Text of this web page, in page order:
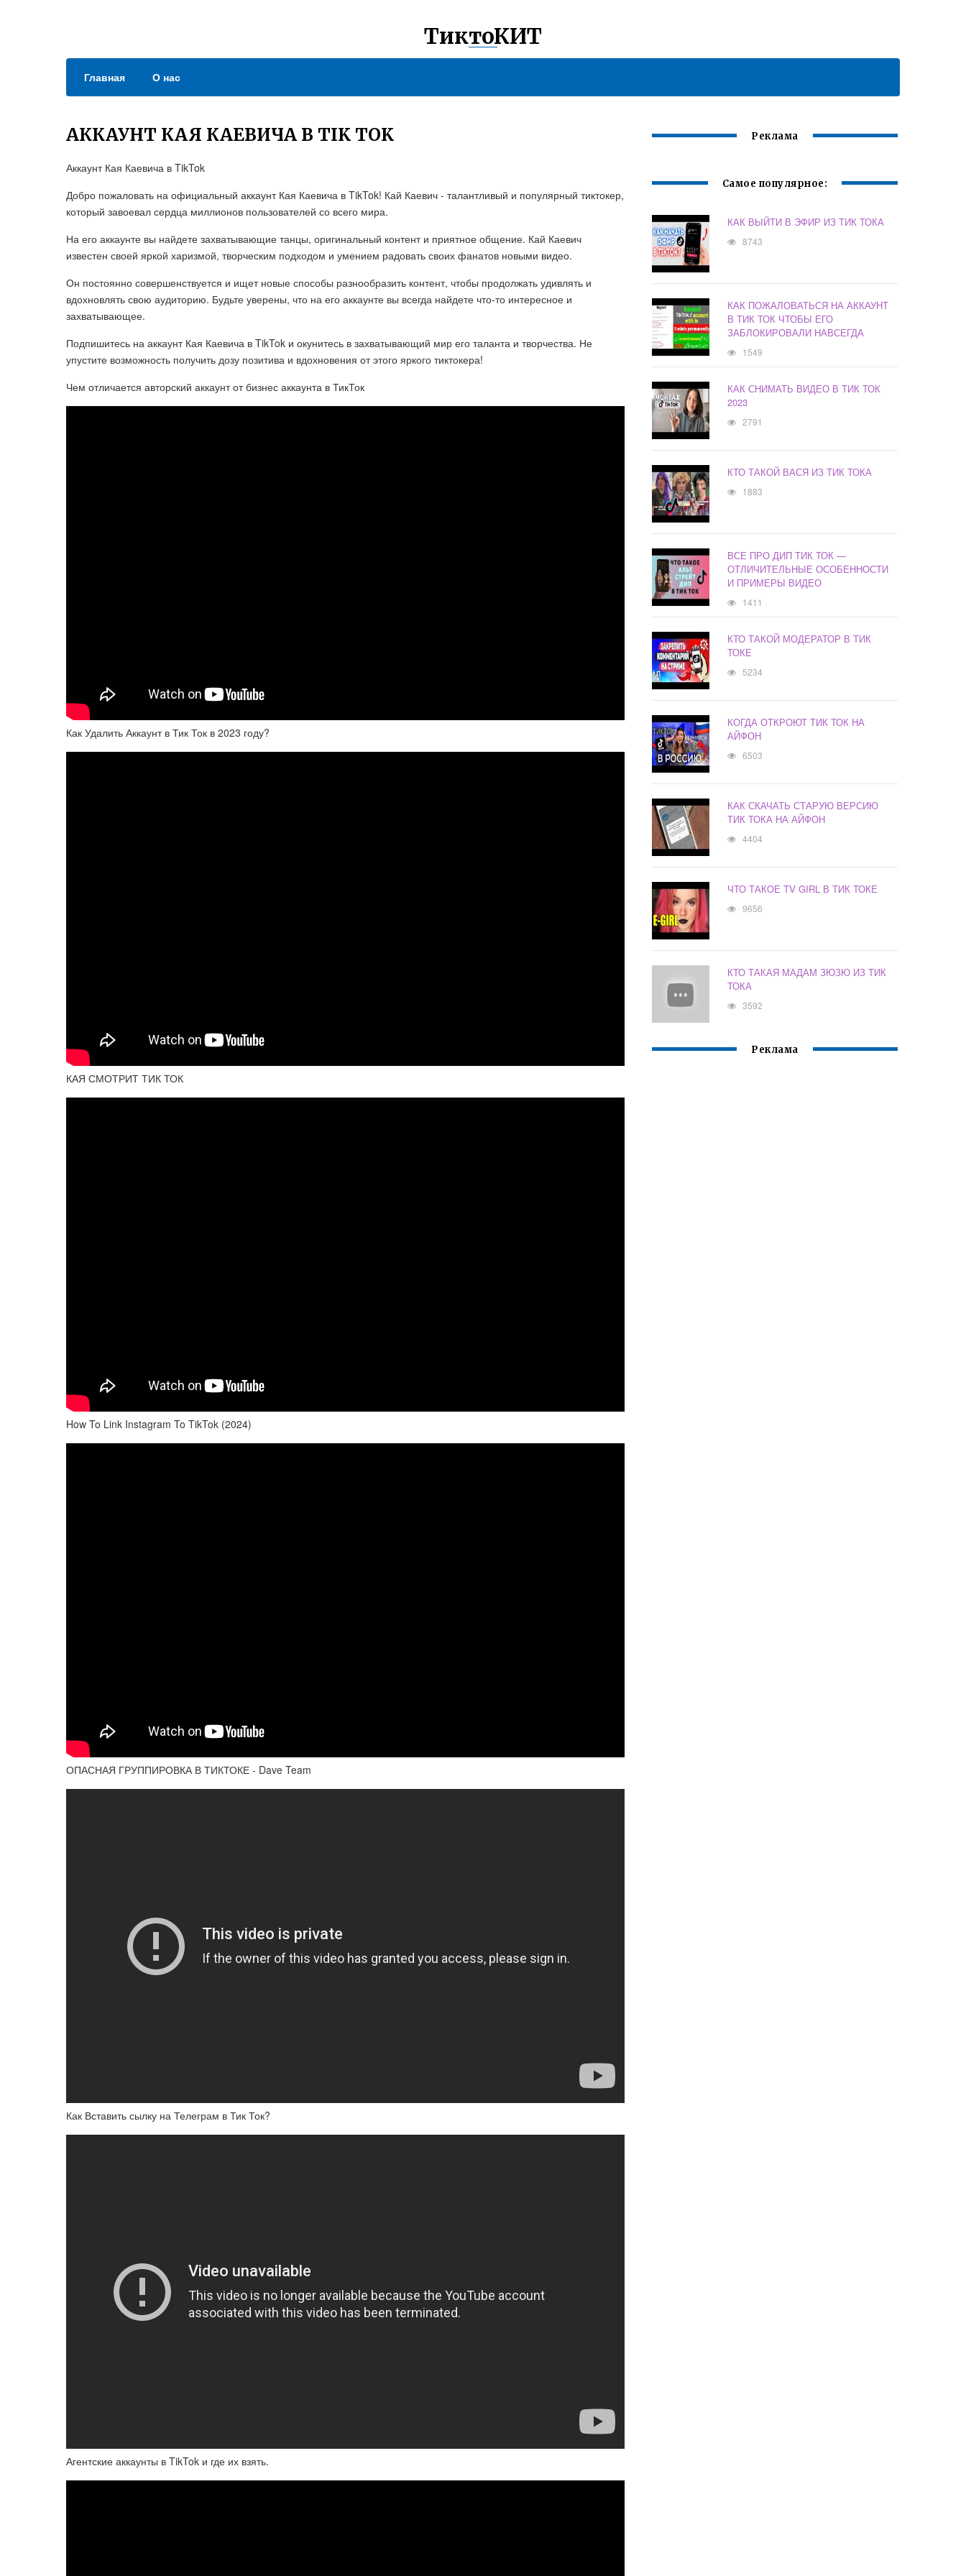
ТиктоКИТ
Главная О нас
АККАУНТ КАЯ КАЕВИЧА В TIK TOK
Аккаунт Кая Каевича в TikTok
Добро пожаловать на официальный аккаунт Кая Каевича в TikTok! Кай Каевич - талантливый и популярный тиктокер,
который завоевал сердца миллионов пользователей со всего мира.
На его аккаунте вы найдете захватывающие танцы, оригинальный контент и приятное общение. Кай Каевич
известен своей яркой харизмой, творческим подходом и умением радовать своих фанатов новыми видео.
Он постоянно совершенствуется и ищет новые способы разнообразить контент, чтобы продолжать удивлять и
вдохновлять свою аудиторию. Будьте уверены, что на его аккаунте вы всегда найдете что-то интересное и
захватывающее.
Подпишитесь на аккаунт Кая Каевича в TikTok и окунитесь в захватывающий мир его таланта и творчества. Не
упустите возможность получить дозу позитива и вдохновения от этого яркого тиктокера!
Чем отличается авторский аккаунт от бизнес аккаунта в ТикТок
Как Удалить Аккаунт в Тик Ток в 2023 году?
КАЯ СМОТРИТ ТИК ТОК
How To Link Instagram To TikTok (2024)
ОПАСНАЯ ГРУППИРОВКА В ТИКТОКЕ - Dave Team
Как Вставить сылку на Телеграм в Тик Ток?
Агентские аккаунты в TikTok и где их взять.
Реклама
Самое популярное:
КАК ВЫЙТИ В ЭФИР ИЗ ТИК ТОКА
8743
КАК ПОЖАЛОВАТЬСЯ НА АККАУНТ
В ТИК ТОК ЧТОБЫ ЕГО
ЗАБЛОКИРОВАЛИ НАВСЕГДА
1549
КАК СНИМАТЬ ВИДЕО В ТИК ТОК
2023
2791
КТО ТАКОЙ ВАСЯ ИЗ ТИК ТОКА
1883
ВСЕ ПРО ДИП ТИК ТОК —
ОТЛИЧИТЕЛЬНЫЕ ОСОБЕННОСТИ
И ПРИМЕРЫ ВИДЕО
1411
КТО ТАКОЙ МОДЕРАТОР В ТИК
ТОКЕ
5234
КОГДА ОТКРОЮТ ТИК ТОК НА
АЙФОН
6503
КАК СКАЧАТЬ СТАРУЮ ВЕРСИЮ
ТИК ТОКА НА АЙФОН
4404
ЧТО ТАКОЕ TV GIRL В ТИК ТОКЕ
9656
КТО ТАКАЯ МАДАМ ЗЮЗЮ ИЗ ТИК
ТОКА
3592
Реклама